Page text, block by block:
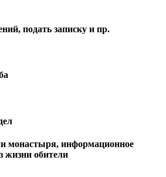
подать записку и пр.
монастыря, информационное
жизни обители